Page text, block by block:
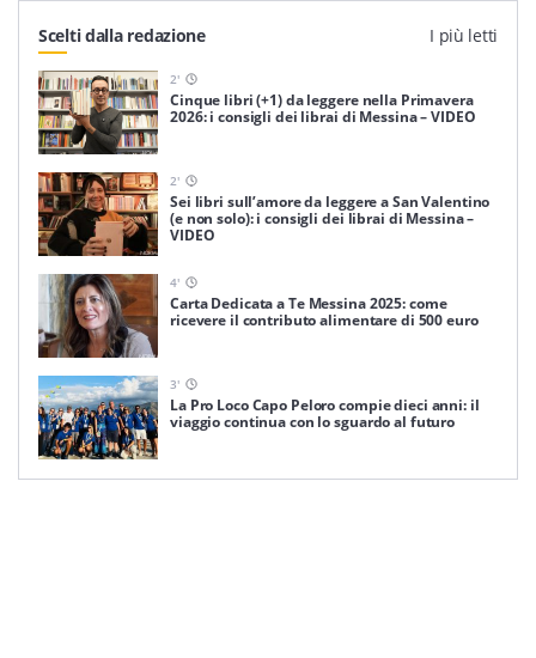
Scelti dalla redazione I più letti
2'
Cinque libri (+1) da leggere nella Primavera
2026: i consigli dei librai di Messina – VIDEO
2'
Sei libri sull’amore da leggere a San Valentino
(e non solo): i consigli dei librai di Messina –
VIDEO
4'
Carta Dedicata a Te Messina 2025: come
ricevere il contributo alimentare di 500 euro
3'
La Pro Loco Capo Peloro compie dieci anni: il
viaggio continua con lo sguardo al futuro